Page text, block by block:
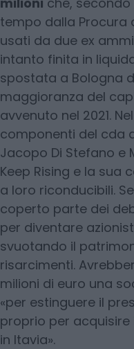
tempo dalla Procura
usati da due ex
intanto finita in
spostata a Bologna
maggioranza del
avvenuto nel 2021.
componenti del cda
Jacopo Di Stefano e
Keep Rising e la sua
a loro riconducibili.
coperto parte dei
per diventare
svuotando il
risarcimenti.
milioni di euro una
«per estinguere il
proprio per
in Itavia».